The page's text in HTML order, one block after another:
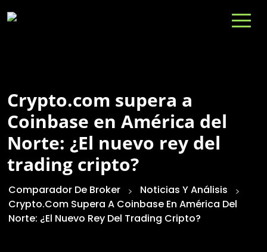
Crypto.com supera a
Coinbase en América del
Norte: ¿El nuevo rey del
trading cripto?
Comparador De Broker > Noticias Y Análisis
>
Crypto.com Supera A Coinbase En América Del
Norte: ¿El Nuevo Rey Del Trading Cripto?